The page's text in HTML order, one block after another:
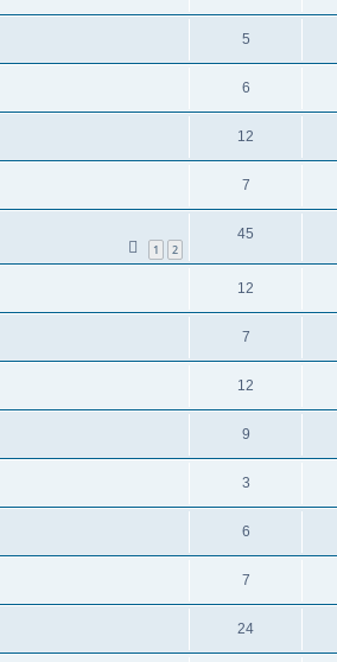
5
6
12
7
1 2
45
12
7
12
9
3
6
7
24